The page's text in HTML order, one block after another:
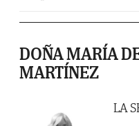
DOÑA MARÍA
MARTÍNEZ
LA